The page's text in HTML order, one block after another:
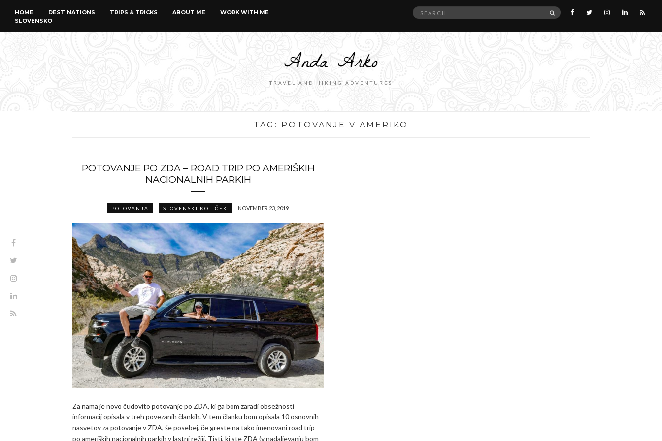
HOME DESTINATIONS TRIPS & TRICKS ABOUT ME
WORK WITH ME
SLOVENSKO
Search
SEARCH
TRAVEL AND HIKING ADVENTURES
TAG: POTOVANJE V AMERIKO
POTOVANJE PO ZDA – ROAD TRIP PO AMERIŠKIH
NACIONALNIH PARKIH
POTOVANJA SLOVENSKI KOTIČEK NOVEMBER 23, 2019
Za nama je novo čudovito potovanje po ZDA, ki ga bom zaradi obsežnosti
informacij opisala v treh povezanih člankih. V tem članku bom opisala 10 osnovnih
nasvetov za potovanje v ZDA, še posebej, če greste na tako imenovani road trip
po ameriških nacionalnih parkih v lastni režiji. Tisti, ki ste ZDA (v nadaljevanju bom